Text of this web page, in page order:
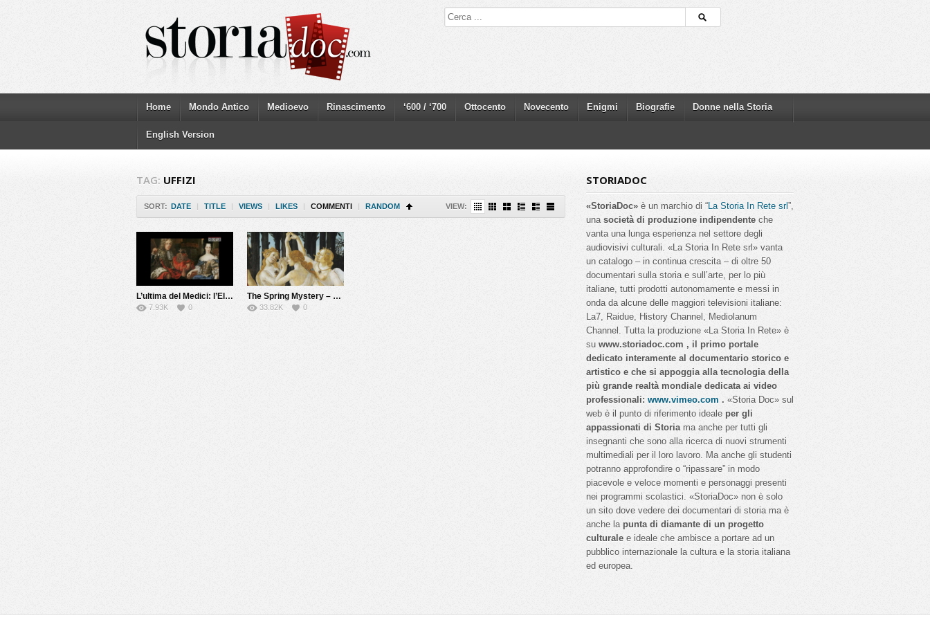
Home Mondo Antico Medioevo Rinascimento ‘600 / ‘700 Ottocento Novecento Enigmi Biografie Donne nella Storia
English Version
TAG: UFFIZI
SORT: DATE | TITLE | VIEWS | LIKES | COMMENTI | RANDOM VIEW:
L’ultima del Medici: l’Elettrice Palatina
7.93K 0
The Spring Mystery – The Botticelli’s lover
33.82K 0
STORIADOC
«StoriaDoc» è un marchio di “La Storia In Rete srl”,
una società di produzione indipendente che
vanta una lunga esperienza nel settore degli
audiovisivi culturali. «La Storia In Rete srl» vanta
un catalogo – in continua crescita – di oltre 50
documentari sulla storia e sull’arte, per lo più
italiane, tutti prodotti autonomamente e messi in
onda da alcune delle maggiori televisioni italiane:
La7, Raidue, History Channel, Mediolanum
Channel. Tutta la produzione «La Storia In Rete» è
su www.storiadoc.com , il primo portale
dedicato interamente al documentario storico e
artistico e che si appoggia alla tecnologia della
più grande realtà mondiale dedicata ai video
professionali: www.vimeo.com . «Storia Doc» sul
web è il punto di riferimento ideale per gli
appassionati di Storiama anche per tutti gli
insegnanti che sono alla ricerca di nuovi strumenti
multimediali per il loro lavoro. Ma anche gli studenti
potranno approfondire o “ripassare” in modo
piacevole e veloce momenti e personaggi presenti
nei programmi scolastici. «StoriaDoc» non è solo
un sito dove vedere dei documentari di storia ma è
anche la punta di diamante di un progetto
culturale e ideale che ambisce a portare ad un
pubblico internazionale la cultura e la storia italiana
ed europea.